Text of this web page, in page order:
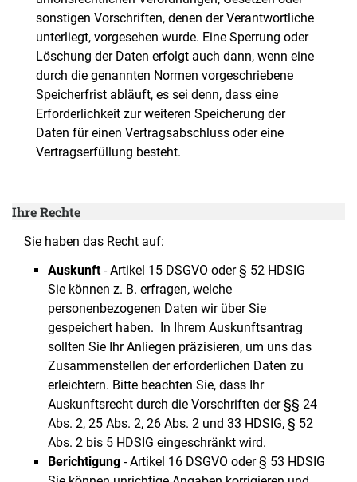
sonstigen Vorschriften, denen der Verantwortliche
unterliegt, vorgesehen wurde. Eine Sperrung oder
Löschung der Daten erfolgt auch dann, wenn eine
durch die genannten Normen vorgeschriebene
Speicherfrist abläuft, es sei denn, dass eine
Erforderlichkeit zur weiteren Speicherung der
Daten für einen Vertragsabschluss oder eine
Vertragserfüllung besteht.
Ihre Rechte
Sie haben das Recht auf:
Auskunft- Artikel 15 DSGVO oder § 52 HDSIG
Sie können z. B. erfragen, welche
personenbezogenen Daten wir über Sie
gespeichert haben. In Ihrem Auskunftsantrag
sollten Sie Ihr Anliegen präzisieren, um uns das
Zusammenstellen der erforderlichen Daten zu
erleichtern. Bitte beachten Sie, dass Ihr
Auskunftsrecht durch die Vorschriften der §§ 24
Abs. 2, 25 Abs. 2, 26 Abs. 2 und 33 HDSIG, § 52
Abs. 2 bis 5 HDSIG eingeschränkt wird.
Berichtigung - Artikel 16 DSGVO oder § 53 HDSIG